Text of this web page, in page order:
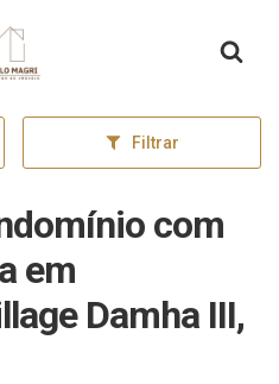
inicial
Filtrar
com
em
Damha III,